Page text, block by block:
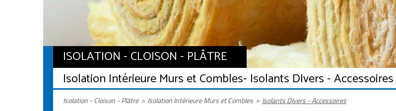
ISOLATION - CLOISON - PLÂTRE
Isolation Intérieure Murs et Combles- Isolants DIvers - Accessoires
Isolation - Cloison - Plâtre > Isolation Intérieure Murs et Combles > Isolants DIvers - Accessoires